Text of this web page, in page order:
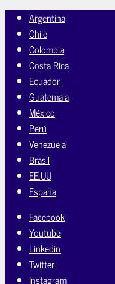
Argentina
Chile
Colombia
Costa Rica
Ecuador
Guatemala
México
Perú
Venezuela
Brasil
EE.UU
España
Facebook
Youtube
Linkedin
Twitter
Instagram